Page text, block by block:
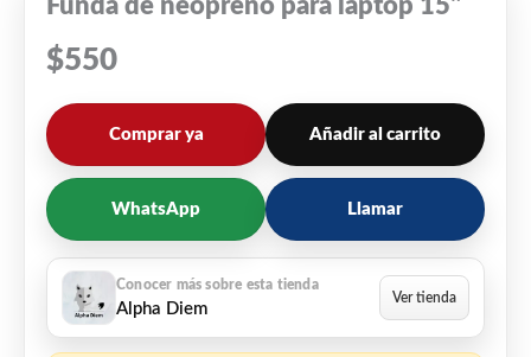
Funda de neopreno para laptop 15"
$550
Comprar ya Añadir al carrito
WhatsApp Llamar
Alpha Diem